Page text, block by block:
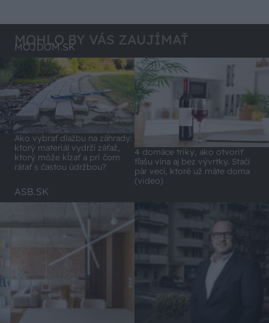
MOHLO BY VÁS ZAUJÍMAŤ
MÔJDOM.SK
Ako vybrať dlažbu na záhrady:
ktorý materiál vydrží záťaž,
ktorý môže kĺzať a pri čom
rátať s častou údržbou?
4 domáce triky, ako otvoriť
fľašu vína aj bez vývrtky. Stačí
pár vecí, ktoré už máte doma
(video)
ASB.SK